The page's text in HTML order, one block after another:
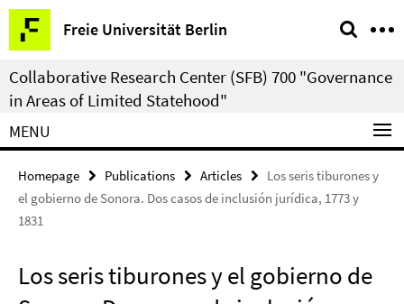
Springe
direkt
zu
Inhalt
Freie Universität Berlin
Service
Navigation
Collaborative Research Center (SFB) 700 "Governance
in Areas of Limited Statehood"
MENU
Homepage Publications Articles
Los seris tiburones y
el gobierno de Sonora. Dos casos de inclusión jurídica, 1773 y
1831
Los seris tiburones y el gobierno de